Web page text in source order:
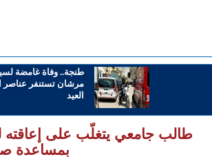
طنجة.. وفاة غامضة
مرشان تستنفر عناصر
العيد
طالب جامعي يتغلّب على إعاقته
بمساعدة